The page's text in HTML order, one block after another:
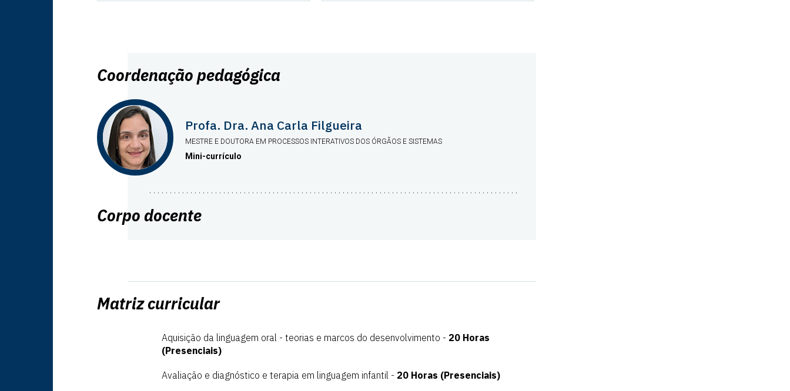
Coordenação pedagógica
Profa. Dra. Ana Carla Filgueira
MESTRE E DOUTORA EM PROCESSOS INTERATIVOS DOS ÓRGÃOS E SISTEMAS
Mini-currículo
Corpo docente
Matriz curricular
Aquisição da linguagem oral - teorias e marcos do desenvolvimento - 20 Horas
(Presenciais)
Avaliação e diagnóstico e terapia em linguagem infantil - 20 Horas (Presenciais)